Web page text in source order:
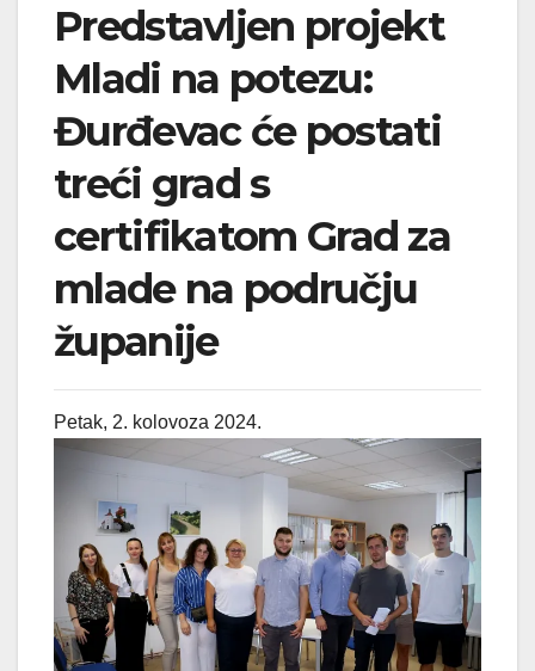
Predstavljen projekt
Mladi na potezu:
Đurđevac će postati
treći grad s
certifikatom Grad za
mlade na području
županije
Petak, 2. kolovoza 2024.